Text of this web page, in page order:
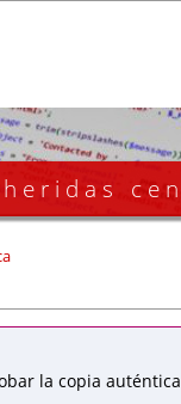
la copia